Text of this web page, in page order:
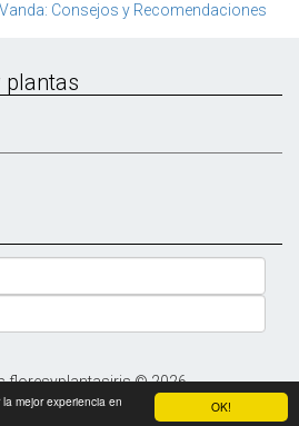
OK!
mejor experiencia en
Consejos y Recomendaciones
plantas
floresyplantasiris © 2026